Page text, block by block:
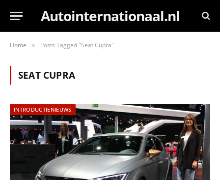
Autointernationaal.nl
Home » Posts Tagged "Seat Cupra"
SEAT CUPRA
INTRODUCTIENIEUWS